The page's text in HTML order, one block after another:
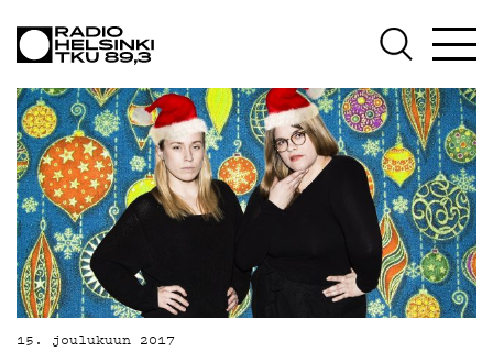
OHJELMAT
TEKIJÄT
15. joulukuun 2017